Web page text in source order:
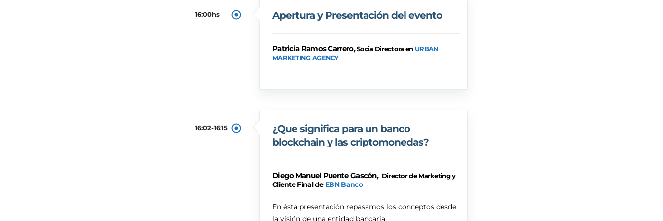
16:00hs Apertura y Presentación del evento
Patricia Ramos Carrero,Socia Directora en URBAN
MARKETING AGENCY
16:02-16:15
¿Que significa para un banco
blockchain y las criptomonedas?
Diego Manuel Puente Gascón, Director de Marketing y
Cliente Final de EBN Banco
En ésta presentación repasamos los conceptos desde
la visión de una entidad bancaria